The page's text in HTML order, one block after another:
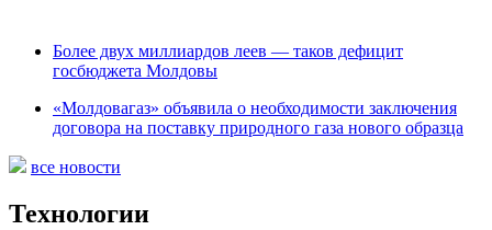
Более двух миллиардов леев — таков дефицит
госбюджета Молдовы
«Молдовагаз» объявила о необходимости заключения
договора на поставку природного газа нового образца
все новости
Технологии